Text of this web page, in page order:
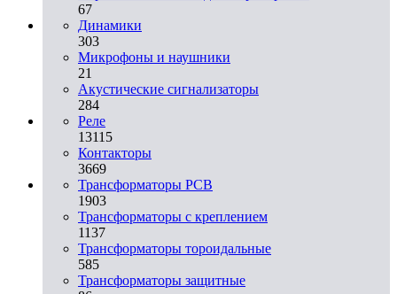
67
Динамики
303
Микрофоны и наушники
21
Акустические сигнализаторы
284
Реле
13115
Контакторы
3669
Трансформаторы PCB
1903
Трансформаторы с креплением
1137
Трансформаторы тороидальные
585
Трансформаторы защитные